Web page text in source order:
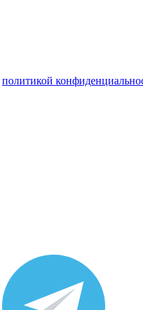
политикой